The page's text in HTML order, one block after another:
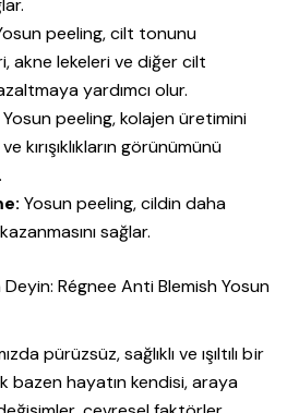
peeling, cilt tonunu
akne lekeleri ve diğer cilt
yardımcı olur.
Yosun peeling, kolajen üretimini
kırışıklıkların görünümünü
Yosun peeling, cildin daha
sağlar.
Régnee Anti Blemish Yosun
pürüzsüz, sağlıklı ve ışıltılı bir
bazen hayatın kendisi, araya